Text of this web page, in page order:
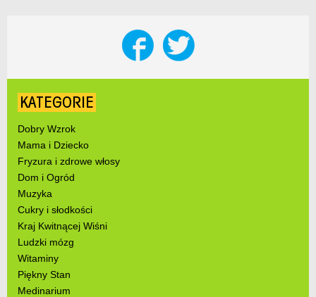
KATEGORIE
Dobry Wzrok
Mama i Dziecko
Fryzura i zdrowe włosy
Dom i Ogród
Muzyka
Cukry i słodkości
Kraj Kwitnącej Wiśni
Ludzki mózg
Witaminy
Piękny Stan
Medinarium